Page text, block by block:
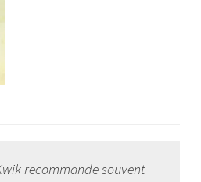
recommande souvent